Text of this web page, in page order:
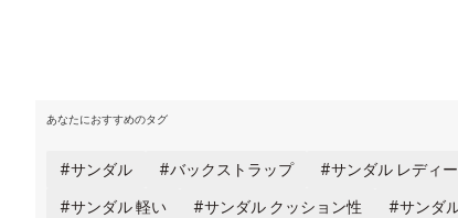
あなたにおすすめのタグ
サンダル バックストラップ サンダル レディ
サンダル 軽い
サンダル クッション性 サンダ